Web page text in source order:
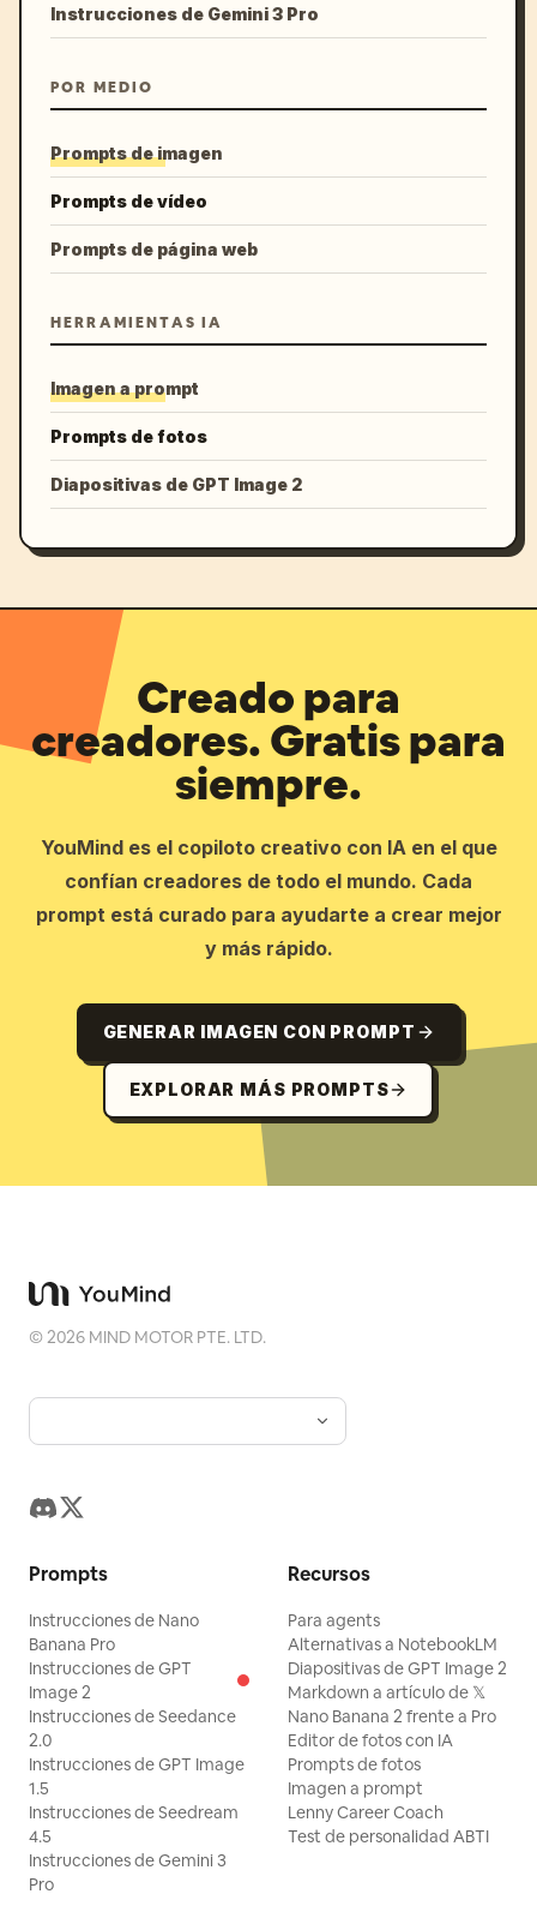
Instrucciones de Gemini 3 Pro
POR MEDIO
Prompts de imagen
Prompts de vídeo
Prompts de página web
HERRAMIENTAS IA
Imagen a prompt
Prompts de fotos
Diapositivas de GPT Image 2
Creado para
creadores. Gratis para
siempre.
YouMind es el copiloto creativo con IA en el que
confían creadores de todo el mundo. Cada
prompt está curado para ayudarte a crear mejor
y más rápido.
GENERAR IMAGEN CON PROMPT
EXPLORAR MÁS PROMPTS
©2026 MIND MOTOR PTE. LTD.
Prompts
Instrucciones de Nano
Banana Pro
Instrucciones de GPT
Image 2
Instrucciones de Seedance
2.0
Instrucciones de GPT Image
1.5
Instrucciones de Seedream
4.5
Instrucciones de Gemini 3
Pro
Recursos
Para agents
Alternativas a NotebookLM
Diapositivas de GPT Image 2
Markdown a artículo de 𝕏
Nano Banana 2 frente a Pro
Editor de fotos con IA
Prompts de fotos
Imagen a prompt
Lenny Career Coach
Test de personalidad ABTI